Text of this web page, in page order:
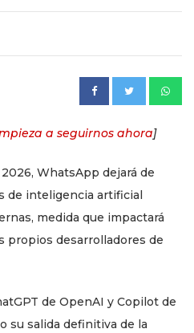
a seguirnos ahora]
WhatsApp dejará de
de inteligencia artificial
medida que impactará
propios desarrolladores de
de OpenAI y Copilot de
su salida definitiva de la